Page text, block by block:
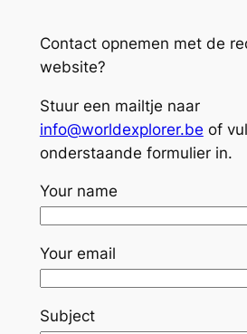
Contact opnemen met de
website?
Stuur een mailtje naar
info@worldexplorer.be of
onderstaande formulier in.
Your name
Your email
Subject